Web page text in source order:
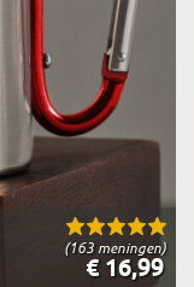
(163 meningen)
€ 16,99